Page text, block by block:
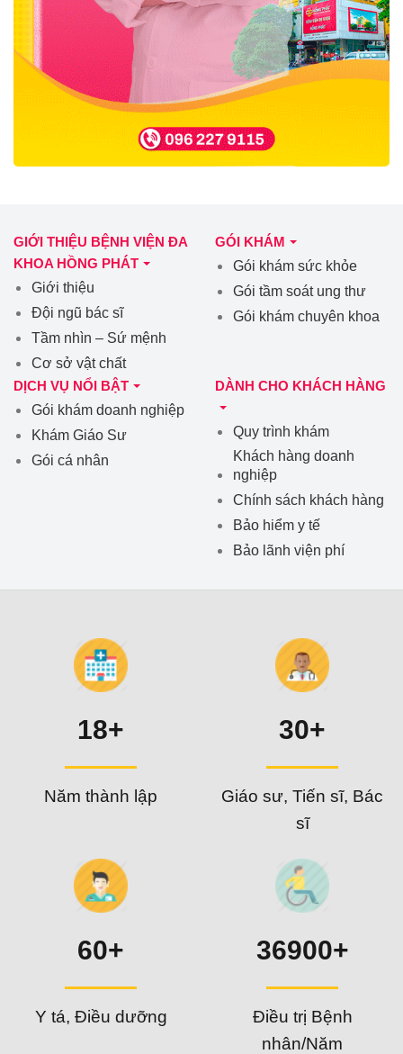
GIỚI THIỆU BỆNH VIỆN ĐA
KHOA HỒNG PHÁT
Giới thiệu
Đội ngũ bác sĩ
Tầm nhìn – Sứ mệnh
Cơ sở vật chất
GÓI KHÁM
Gói khám sức khỏe
Gói tầm soát ung thư
Gói khám chuyên khoa
DỊCH VỤ NỔI BẬT
Gói khám doanh nghiệp
Khám Giáo Sư
Gói cá nhân
DÀNH CHO KHÁCH HÀNG
Quy trình khám
Khách hàng doanh
nghiệp
Chính sách khách hàng
Bảo hiểm y tế
Bảo lãnh viện phí
18+
Năm thành lập
30+
Giáo sư, Tiến sĩ, Bác
sĩ
60+
Y tá, Điều dưỡng
36900+
Điều trị Bệnh
nhân/Năm